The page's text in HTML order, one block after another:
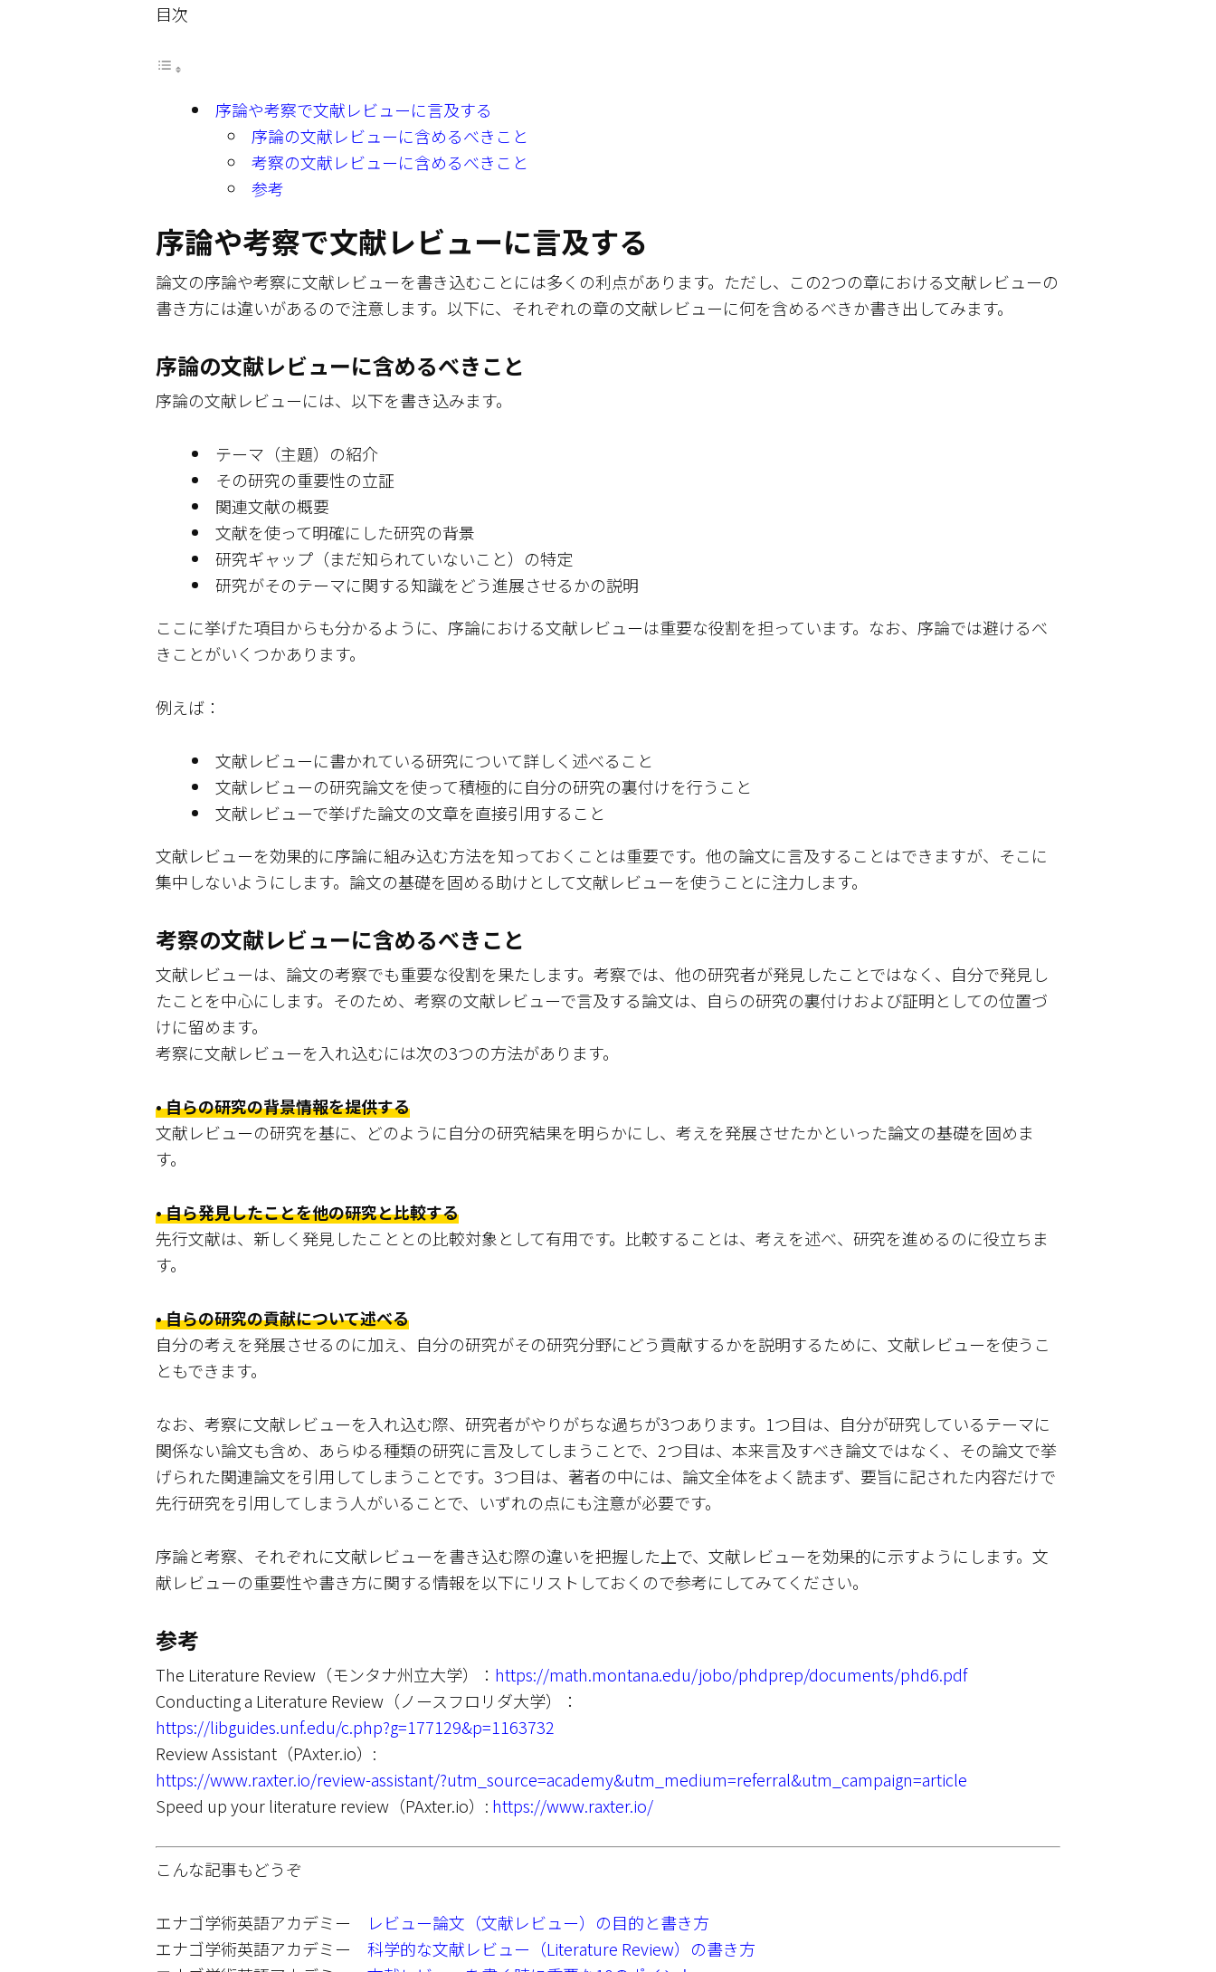
目次
序論や考察で文献レビューに言及する
序論の文献レビューに含めるべきこと
考察の文献レビューに含めるべきこと
参考
序論や考察で文献レビューに言及する
論文の序論や考察に文献レビューを書き込むことには多くの利点があります。ただし、この2つの章における文献レビューの
書き方には違いがあるので注意します。以下に、それぞれの章の文献レビューに何を含めるべきか書き出してみます。
序論の文献レビューに含めるべきこと
序論の文献レビューには、以下を書き込みます。
テーマ（主題）の紹介
その研究の重要性の立証
関連文献の概要
文献を使って明確にした研究の背景
研究ギャップ（まだ知られていないこと）の特定
研究がそのテーマに関する知識をどう進展させるかの説明
ここに挙げた項目からも分かるように、序論における文献レビューは重要な役割を担っています。なお、序論では避けるべ
きことがいくつかあります。
例えば：
文献レビューに書かれている研究について詳しく述べること
文献レビューの研究論文を使って積極的に自分の研究の裏付けを行うこと
文献レビューで挙げた論文の文章を直接引用すること
文献レビューを効果的に序論に組み込む方法を知っておくことは重要です。他の論文に言及することはできますが、そこに
集中しないようにします。論文の基礎を固める助けとして文献レビューを使うことに注力します。
考察の文献レビューに含めるべきこと
文献レビューは、論文の考察でも重要な役割を果たします。考察では、他の研究者が発見したことではなく、自分で発見し
たことを中心にします。そのため、考察の文献レビューで言及する論文は、自らの研究の裏付けおよび証明としての位置づ
けに留めます。
考察に文献レビューを入れ込むには次の3つの方法があります。
• 自らの研究の背景情報を提供する
文献レビューの研究を基に、どのように自分の研究結果を明らかにし、考えを発展させたかといった論文の基礎を固めま
す。
• 自ら発見したことを他の研究と比較する
先行文献は、新しく発見したこととの比較対象として有用です。比較することは、考えを述べ、研究を進めるのに役立ちま
す。
• 自らの研究の貢献について述べる
自分の考えを発展させるのに加え、自分の研究がその研究分野にどう貢献するかを説明するために、文献レビューを使うこ
ともできます。
なお、考察に文献レビューを入れ込む際、研究者がやりがちな過ちが3つあります。1つ目は、自分が研究しているテーマに
関係ない論文も含め、あらゆる種類の研究に言及してしまうことで、2つ目は、本来言及すべき論文ではなく、その論文で挙
げられた関連論文を引用してしまうことです。3つ目は、著者の中には、論文全体をよく読まず、要旨に記された内容だけで
先行研究を引用してしまう人がいることで、いずれの点にも注意が必要です。
序論と考察、それぞれに文献レビューを書き込む際の違いを把握した上で、文献レビューを効果的に示すようにします。文
献レビューの重要性や書き方に関する情報を以下にリストしておくので参考にしてみてください。
参考
The Literature Review（モンタナ州立大学）： https://math.montana.edu/jobo/phdprep/documents/phd6.pdf
Conducting a Literature Review（ノースフロリダ大学）：
https://libguides.unf.edu/c.php?g=177129&p=1163732
Review Assistant（PAxter.io）:
https://www.raxter.io/review-assistant/?utm_source=academy&utm_medium=referral&utm_campaign=article
Speed up your literature review（PAxter.io）: https://www.raxter.io/
こんな記事もどうぞ
エナゴ学術英語アカデミー
レビュー論文（文献レビュー）の目的と書き方
エナゴ学術英語アカデミー 科学的な文献レビュー（Literature Review）の書き方